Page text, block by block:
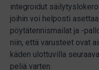
integroidut
joihin voi helposti asettaa
pöytätennismailat ja -
niin, että varusteet ovat
käden ulottuvilla
peliä varten.